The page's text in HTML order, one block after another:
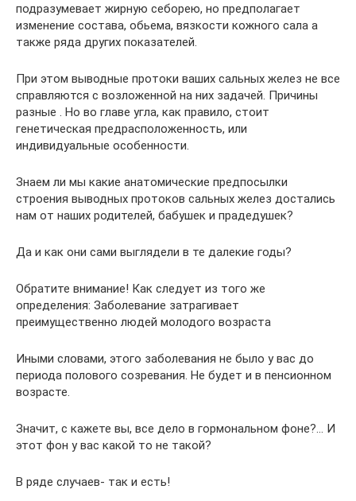
подразумевает жирную себорею, но предполагает
изменение состава, обьема, вязкости кожного сала а
также ряда других показателей.
При этом выводные протоки ваших сальных желез не все
справляются с возложенной на них задачей. Причины
разные . Но во главе угла, как правило, стоит
генетическая предрасположенность, или
индивидуальные особенности.
Знаем ли мы какие анатомические предпосылки
строения выводных протоков сальных желез достались
нам от наших родителей, бабушек и прадедушек?
Да и как они сами выглядели в те далекие годы?
Обратите внимание! Как следует из того же
определения: Заболевание затрагивает
преимущественно людей молодого возраста
Иными словами, этого заболевания не было у вас до
периода полового созревания. Не будет и в пенсионном
возрасте.
Значит, с кажете вы, все дело в гормональном фоне?… И
этот фон у вас какой то не такой?
В ряде случаев- так и есть!